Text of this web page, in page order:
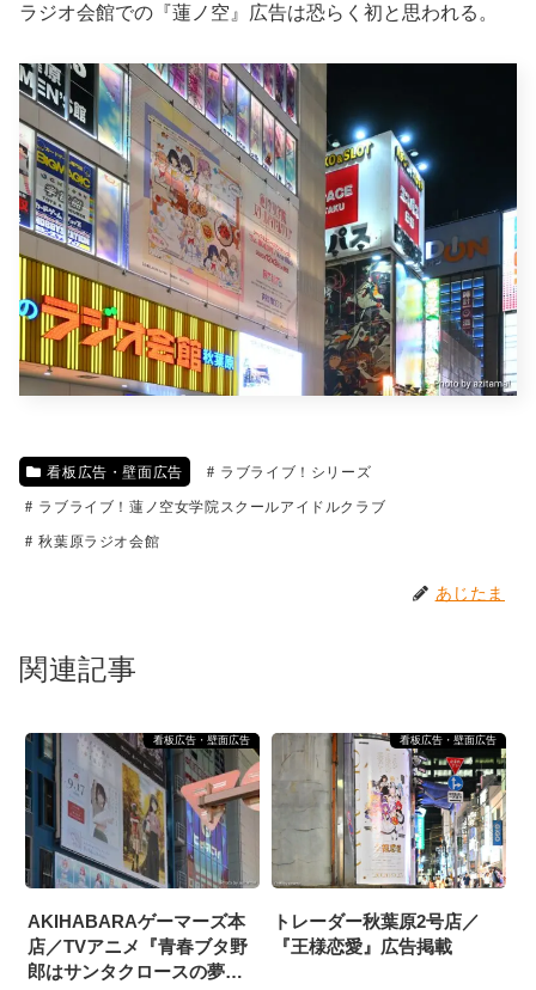
ラジオ会館での『蓮ノ空』広告は恐らく初と思われる。
看板広告・壁面広告
ラブライブ！シリーズ
ラブライブ！蓮ノ空女学院スクールアイドルクラブ
秋葉原ラジオ会館
あじたま
関連記事
看板広告・壁面広告
AKIHABARAゲーマーズ本
店／TVアニメ『青春ブタ野
郎はサンタクロースの夢を
看板広告・壁面広告
トレーダー秋葉原2号店／
『王様恋愛』広告掲載